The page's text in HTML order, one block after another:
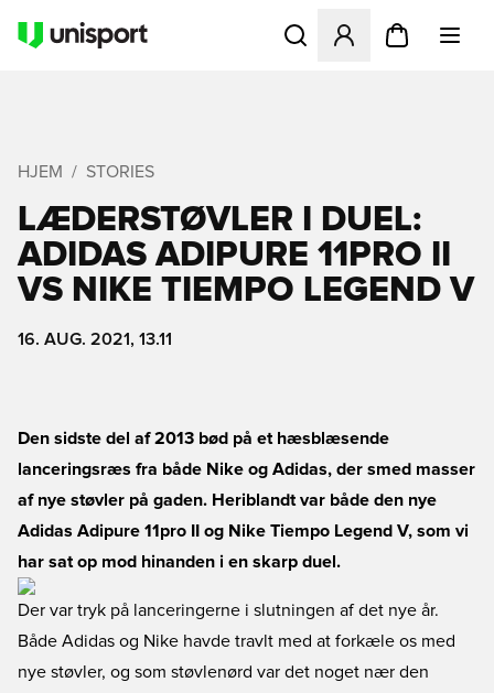
Åbner en Modal til at
HJEM STORIES
LÆDERSTØVLER I DUEL:
ADIDAS ADIPURE 11PRO II
VS NIKE TIEMPO LEGEND V
16. AUG. 2021, 13.11
Den sidste del af 2013 bød på et hæsblæsende
lanceringsræs fra både Nike og Adidas, der smed masser
af nye støvler på gaden. Heriblandt var både den nye
Adidas Adipure 11pro II og Nike Tiempo Legend V, som vi
har sat op mod hinanden i en skarp duel.
Der var tryk på lanceringerne i slutningen af det nye år.
Både Adidas og Nike havde travlt med at forkæle os med
nye støvler, og som støvlenørd var det noget nær den